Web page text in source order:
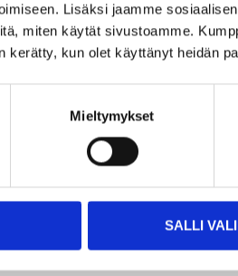
Lisäksi jaamme
miten käytät sivustoamme.
kerätty, kun olet käyttänyt heidän
Mieltymykset
SALLI
3